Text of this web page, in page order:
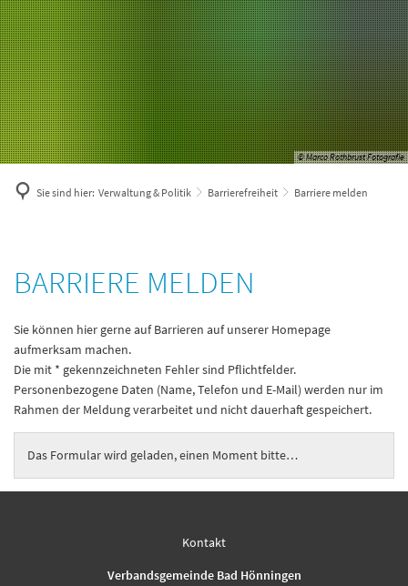
© Marco Rothbrust Fotografie
Sie sind hier: Verwaltung & Politik Barrierefreiheit Barriere melden
Barriere
BARRIERE MELDEN
Sie können hier gerne auf Barrieren auf unserer Homepage
aufmerksam machen.
Die mit * gekennzeichneten Fehler sind Pflichtfelder.
Personenbezogene Daten (Name, Telefon und E-Mail) werden nur im
Rahmen der Meldung verarbeitet und nicht dauerhaft gespeichert.
Das Formular wird geladen, einen Moment bitte…
Kontakt
Verbandsgemeinde Bad Hönningen